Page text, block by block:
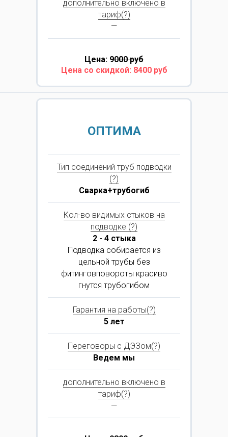
дополнительно включено в
тариф(?)
—
Цена: 9000 руб
Цена со скидкой: 8400 руб
ОПТИМА
Тип соединений труб подводки
(?)
Сварка+трубогиб
Кол-во видимых стыков на
подводке (?)
2 - 4 стыка
Подводка собирается из
цельной трубы без
фитинговповороты красиво
гнутся трубогибом
Гарантия на работы(?)
5 лет
Переговоры с ДЭЗом(?)
Ведем мы
дополнительно включено в
тариф(?)
—